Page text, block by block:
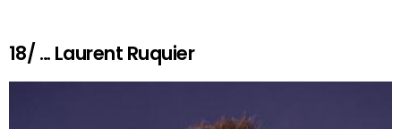
18/ … Laurent Ruquier